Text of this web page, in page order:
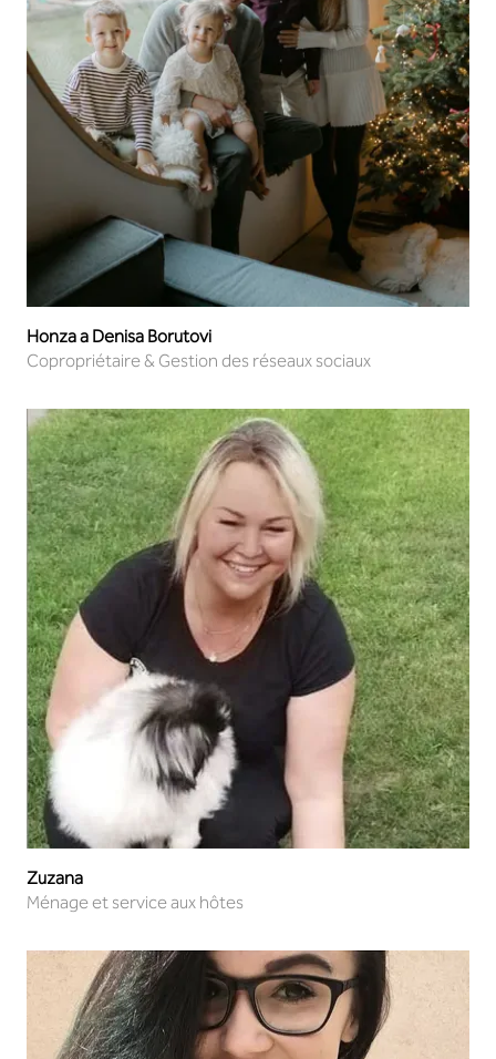
Honza a Denisa Borutovi
Copropriétaire & Gestion des réseaux sociaux
Zuzana
Ménage et service aux hôtes